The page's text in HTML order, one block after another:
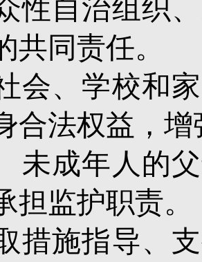
性自治组织
共同责任。
会、学校和
合法权益，
未成年人的
担监护职责。
措施指导、